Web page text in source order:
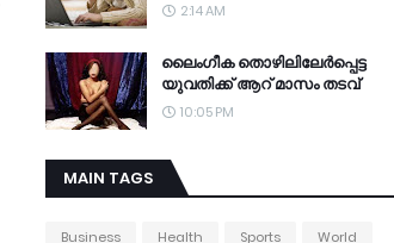
2:14 AM
ലൈംഗീക തൊഴിലിലേര്‍പ്പെട്ട
യുവതിക്ക് ആറ് മാസം തടവ്
10:05 PM
MAIN TAGS
Business Health Sports World